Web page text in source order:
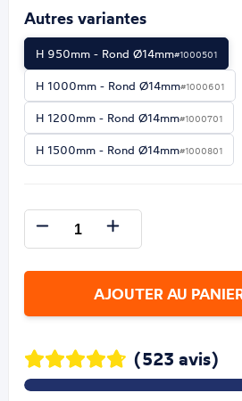
Autres variantes
H 950mm - Rond Ø14mm#1000501
H 1000mm - Rond Ø14mm#1000601
H 1200mm - Rond Ø14mm#1000701
H 1500mm - Rond Ø14mm#1000801
AJOUTER AU
(523 avis)